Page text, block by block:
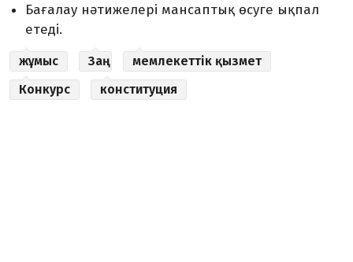
Бағалау нәтижелері мансаптық өсуге ықпал
етеді.
жұмыс Заң
мемлекеттік қызмет
Конкурс
конституция